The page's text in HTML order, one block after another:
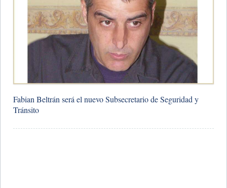
Fabian Beltrán será el nuevo Subsecretario de Seguridad y
Tránsito